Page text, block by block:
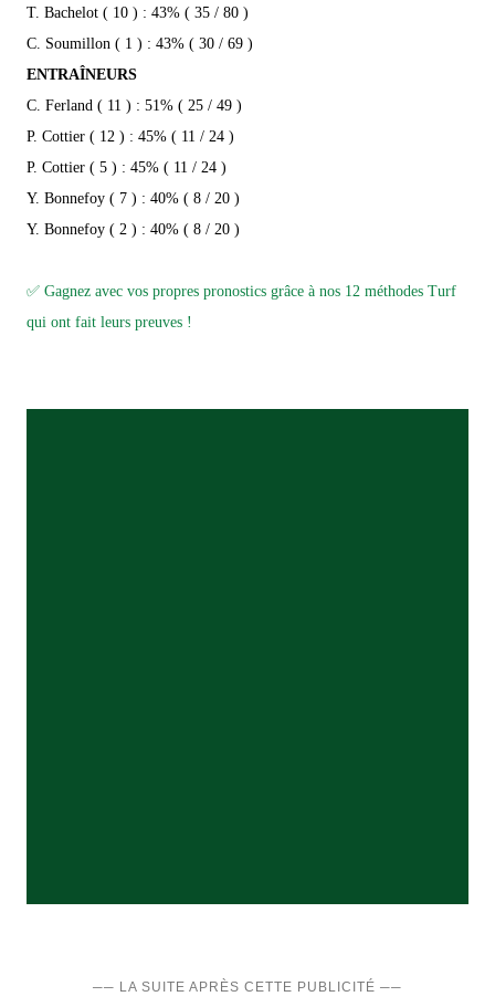
T. Bachelot ( 10 ) : 43% ( 35 / 80 )
C. Soumillon ( 1 ) : 43% ( 30 / 69 )
ENTRAÎNEURS
C. Ferland ( 11 ) : 51% ( 25 / 49 )
P. Cottier ( 12 ) : 45% ( 11 / 24 )
P. Cottier ( 5 ) : 45% ( 11 / 24 )
Y. Bonnefoy ( 7 ) : 40% ( 8 / 20 )
Y. Bonnefoy ( 2 ) : 40% ( 8 / 20 )
✅ Gagnez avec vos propres pronostics grâce à nos 12 méthodes Turf
qui ont fait leurs preuves !
── LA SUITE APRÈS CETTE PUBLICITÉ ──